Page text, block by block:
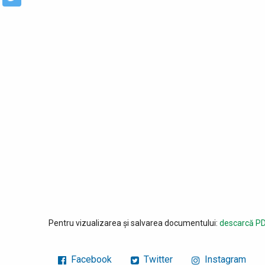
Pentru vizualizarea și salvarea documentului: descarcă
Facebook Twitter Instagram